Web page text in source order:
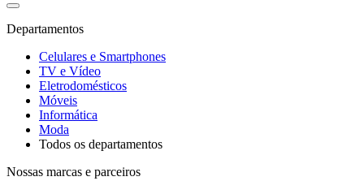
Departamentos
Celulares e Smartphones
TV e Vídeo
Eletrodomésticos
Móveis
Informática
Moda
Todos os departamentos
Nossas marcas e parceiros